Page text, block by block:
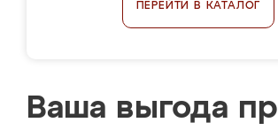
ПЕРЕЙТИ В КАТАЛОГ
Ваша выгода